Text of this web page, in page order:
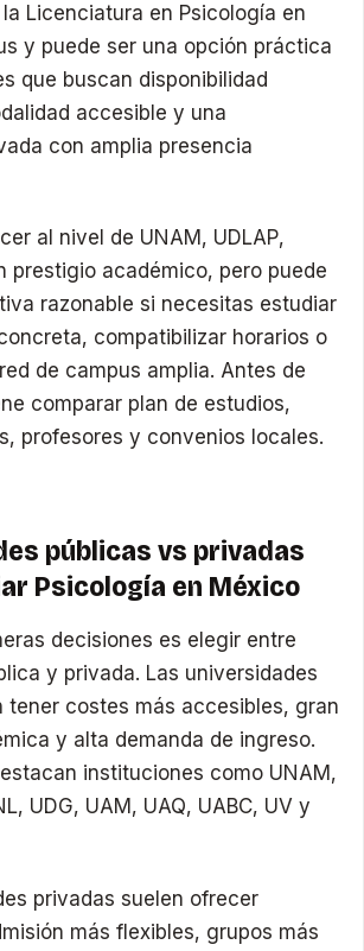
Licenciatura en Psicología en
y puede ser una opción práctica
que buscan disponibilidad
accesible y una
con amplia presencia
al nivel de UNAM, UDLAP,
prestigio académico, pero puede
razonable si necesitas estudiar
compatibilizar horarios o
de campus amplia. Antes de
comparar plan de estudios,
profesores y convenios locales.
públicas vs privadas
Psicología en México
decisiones es elegir entre
y privada. Las universidades
tener costes más accesibles, gran
y alta demanda de ingreso.
instituciones como UNAM,
UDG, UAM, UAQ, UABC, UV y
privadas suelen ofrecer
más flexibles, grupos más